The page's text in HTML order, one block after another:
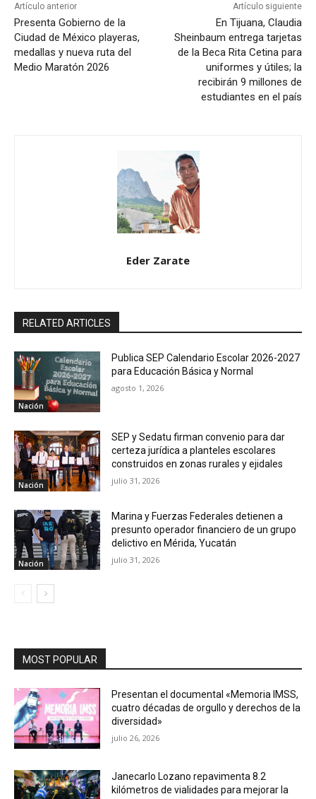
Artículo anterior
Presenta Gobierno de la
Ciudad de México playeras,
medallas y nueva ruta del
Medio Maratón 2026
Artículo siguiente
En Tijuana, Claudia
Sheinbaum entrega tarjetas
de la Beca Rita Cetina para
uniformes y útiles; la
recibirán 9 millones de
estudiantes en el país
Eder Zarate
RELATED ARTICLES
Nación
Publica SEP Calendario Escolar 2026-2027
para Educación Básica y Normal
agosto 1, 2026
Nación
SEP y Sedatu firman convenio para dar
certeza jurídica a planteles escolares
construidos en zonas rurales y ejidales
julio 31, 2026
Nación
Marina y Fuerzas Federales detienen a
presunto operador financiero de un grupo
delictivo en Mérida, Yucatán
julio 31, 2026
MOST POPULAR
Presentan el documental «Memoria IMSS,
cuatro décadas de orgullo y derechos de la
diversidad»
julio 26, 2026
Janecarlo Lozano repavimenta 8.2
kilómetros de vialidades para mejorar la